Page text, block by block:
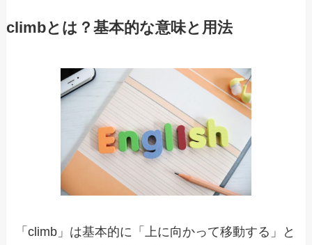
climbとは？基本的な意味と用法
「climb」は基本的に「上に向かって移動する」と